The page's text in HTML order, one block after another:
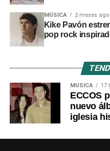
MÚSICA 2 meses ago
Kike Pavón
pop rock
MÚSICA 17
ECCOS
nuevo
iglesia